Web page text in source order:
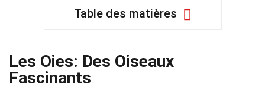
Table des matières
Les Oies: Des Oiseaux
Fascinants